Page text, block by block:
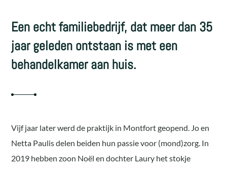
Een echt familiebedrijf, dat meer dan 35
jaar geleden ontstaan is met een
behandelkamer aan huis.
Vijf jaar later werd de praktijk in Montfort geopend. Jo en
Netta Paulis delen beiden hun passie voor (mond)zorg. In
2019 hebben zoon Noël en dochter Laury het stokje